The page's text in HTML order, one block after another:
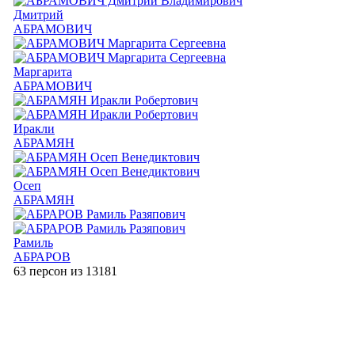
Дмитрий
АБРАМОВИЧ
Маргарита
АБРАМОВИЧ
Иракли
АБРАМЯН
Осеп
АБРАМЯН
Рамиль
АБРАРОВ
63 персон из 13181